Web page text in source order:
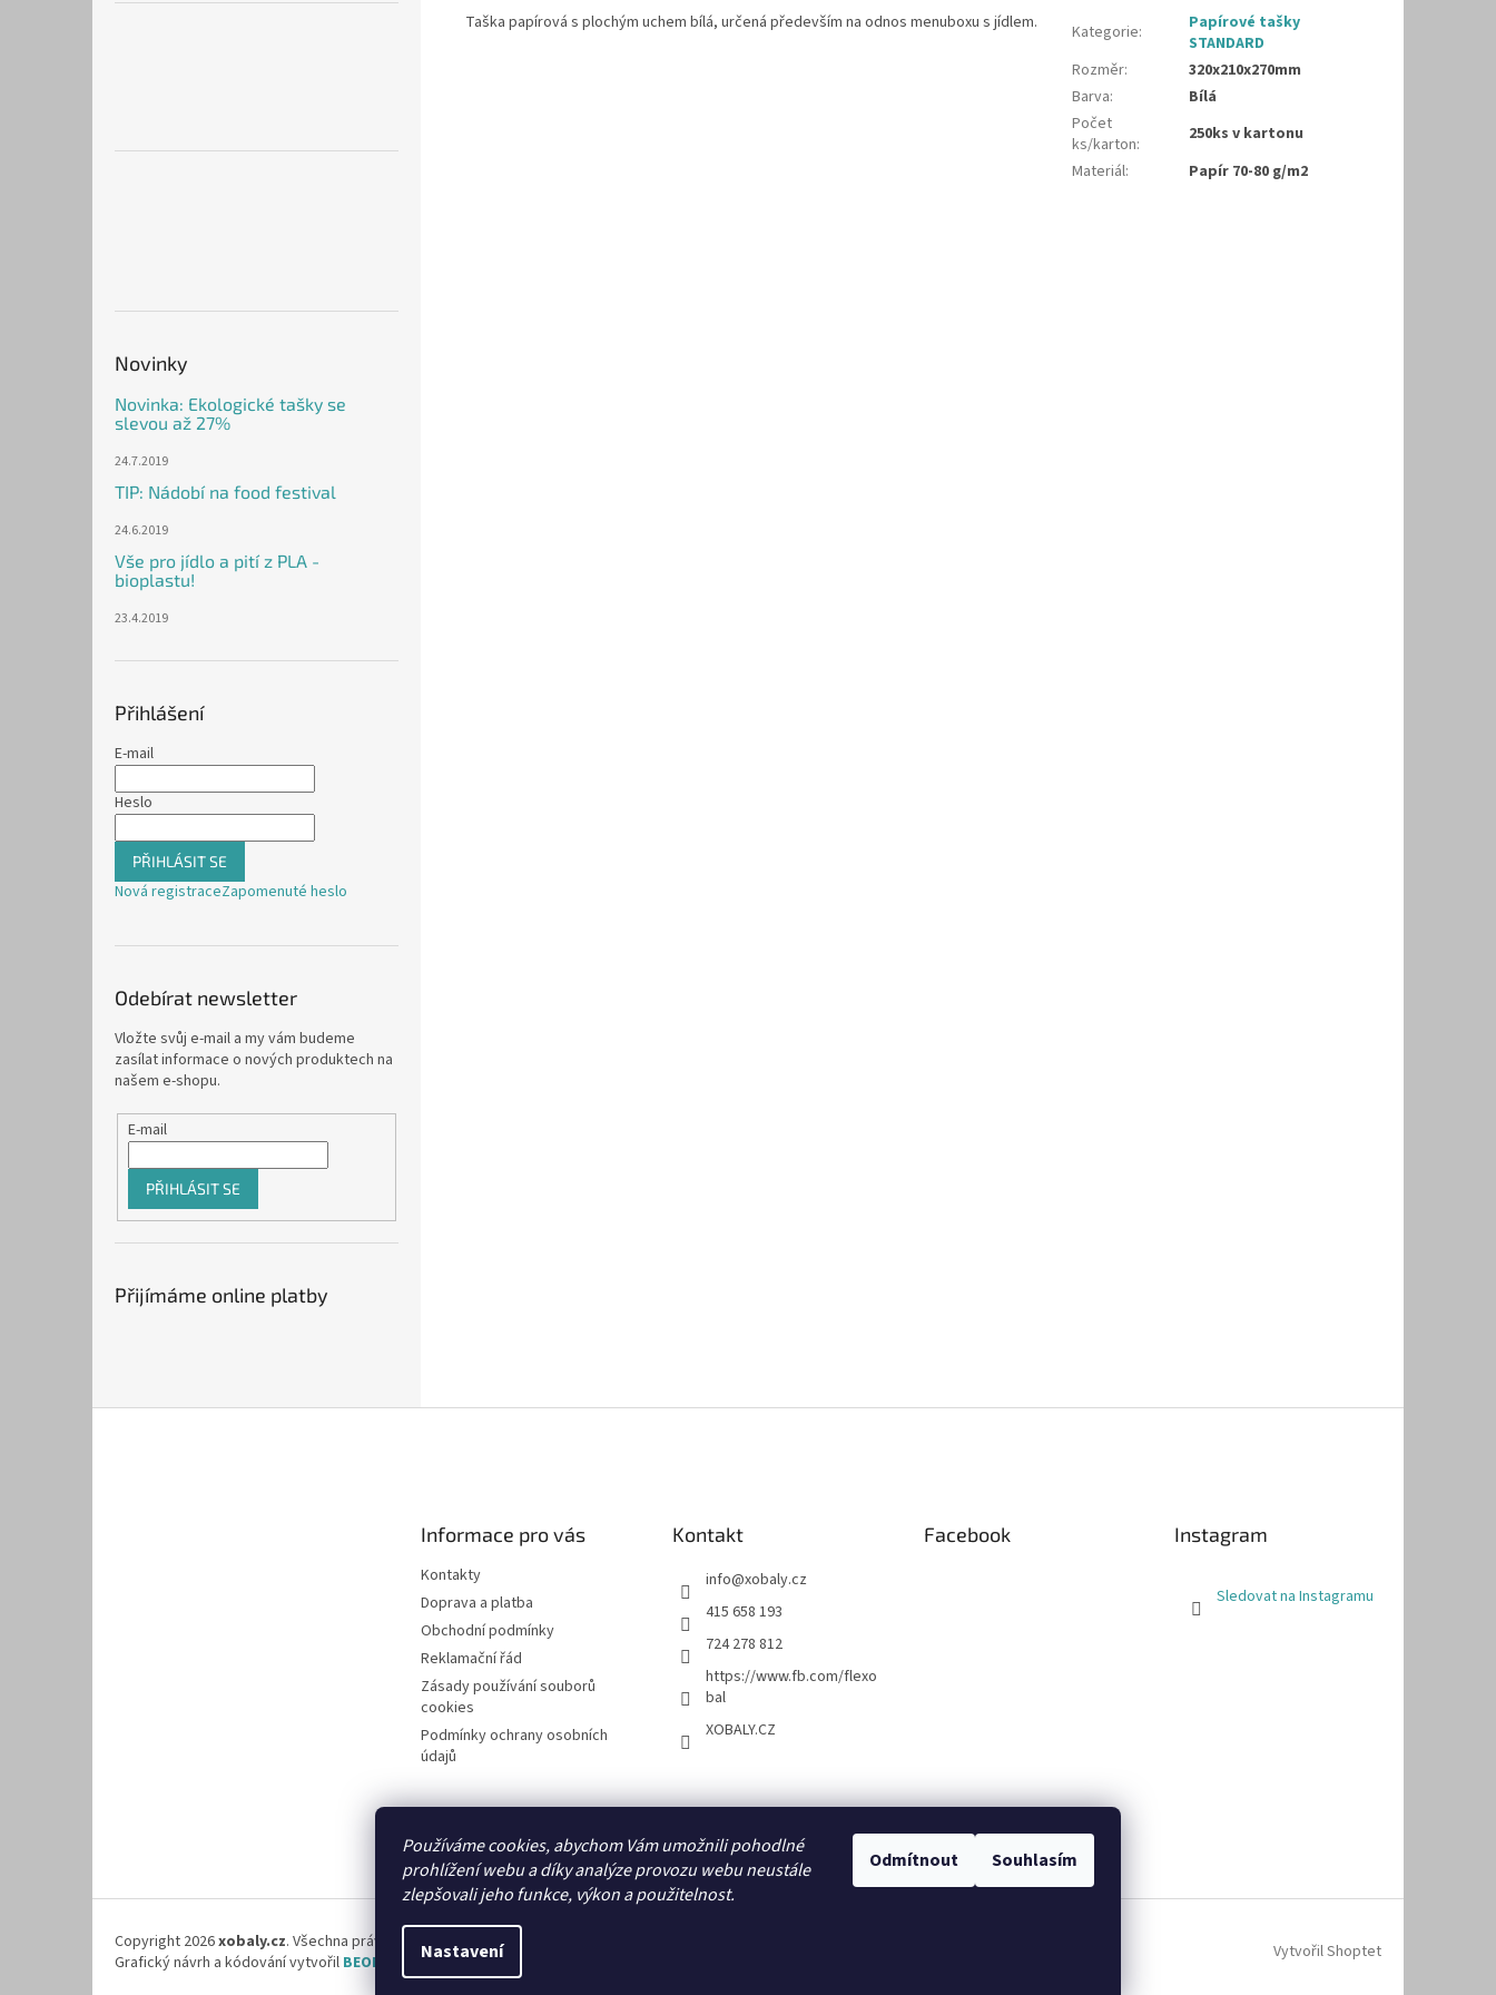
Používáme cookies, abychom Vám umožnili pohodlné
prohlížení webu a díky analýze provozu webu neustále
zlepšovali jeho funkce, výkon a použitelnost.
Nastavení
Odmítnout Souhlasím
Novinky
Novinka: Ekologické tašky se
slevou až 27%
24.7.2019
TIP: Nádobí na food festival
24.6.2019
Vše pro jídlo a pití z PLA -
bioplastu!
23.4.2019
Přihlášení
E-mail
Heslo
PŘIHLÁSIT SE
Nová registraceZapomenuté heslo
Odebírat newsletter
Vložte svůj e-mail a my vám budeme
zasílat informace o nových produktech na
našem e-shopu.
E-mail
PŘIHLÁSIT SE
Přijímáme online platby
Taška papírová s plochým uchem bílá, určená především na odnos menuboxu s jídlem. Kategorie:
Papírové tašky
STANDARD
Rozměr:
320x210x270mm
Barva:
Bílá
Počet
ks/karton:
250ks v kartonu
Materiál: Papír 70-80 g/m2
Informace pro vás
Kontakty
Doprava a platba
Obchodní podmínky
Reklamační řád
Zásady používání souborů
cookies
Podmínky ochrany osobních
údajů
Kontakt
info@xobaly.cz
415 658 193
724 278 812
https://www.fb.com/flexo
bal
XOBALY.CZ
Facebook Instagram
Sledovat na Instagramu
FLEXOBAL KATRIN
Vytvořil Shoptet
Copyright 2026xobaly.cz. Všechna práva vyhrazena.
Grafický návrh a kódování vytvořil BEOM.cz